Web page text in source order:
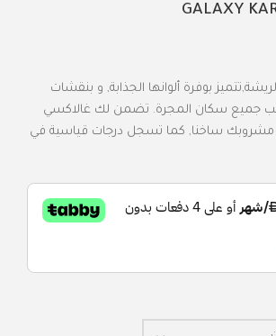
GALAXY
بوفرة ألوانها الجذابة, و بنقشات
جميع سكان المجرة. تضمن لك غالاكسي
مشروبك ساخنا, كما تسجل درجات قياسية في